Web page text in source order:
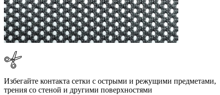
Избегайте контакта сетки с острыми и режущими предметами,
трения со стеной и другими поверхностями